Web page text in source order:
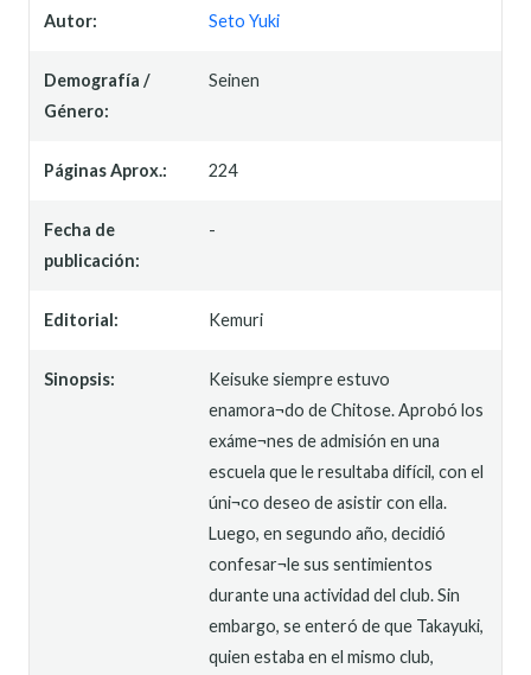
Autor: Seto Yuki
Demografía /
Género:
Seinen
Páginas Aprox.: 224
Fecha de
publicación:
-
Editorial: Kemuri
Sinopsis:
Keisuke siempre estuvo
enamora¬do de Chitose. Aprobó los
exáme¬nes de admisión en una
escuela que le resultaba difícil, con el
úni¬co deseo de asistir con ella.
Luego, en segundo año, decidió
confesar¬le sus sentimientos
durante una actividad del club. Sin
embargo, se enteró de que Takayuki,
quien estaba en el mismo club,